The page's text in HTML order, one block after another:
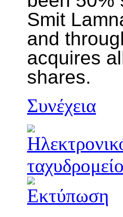
Smit
and
acquires
shares.
Συνέχεια